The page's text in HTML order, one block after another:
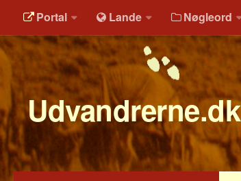
Portal Lande Nøgleord
Udvandrerne.dk